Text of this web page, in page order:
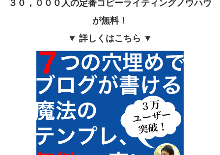
３０，０００人の定番コピーライティングノウハウ
が無料！
▼ 詳しくはこちら ▼